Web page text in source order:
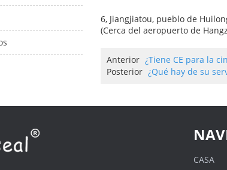
6, Jiangjiatou, pueblo de
(Cerca del aeropuerto de
Anterior ¿Tiene CE para la
Posterior ¿Qué hay de su
CASA